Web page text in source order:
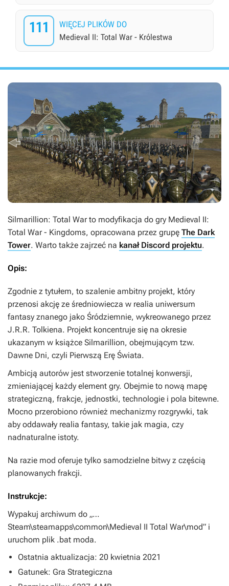
111
WIĘCEJ PLIKÓW DO
Medieval II: Total War - Królestwa
Silmarillion: Total Warto modyfikacja do gry Medieval II:
Total War - Kingdoms, opracowana przez grupę The Dark
Tower. Warto także zajrzeć na kanał Discord projektu.
Opis:
Zgodnie z tytułem, to szalenie ambitny projekt, który
przenosi akcję ze średniowiecza w realia uniwersum
fantasy znanego jako Śródziemnie, wykreowanego przez
J.R.R. Tolkiena. Projekt koncentruje się na okresie
ukazanym w książce Silmarillion, obejmującym tzw.
Dawne Dni, czyli Pierwszą Erę Świata.
Ambicją autorów jest stworzenie totalnej konwersji,
zmieniającej każdy element gry. Obejmie to nową mapę
strategiczną, frakcje, jednostki, technologie i pola bitewne.
Mocno przerobiono również mechanizmy rozgrywki, tak
aby oddawały realia fantasy, takie jak magia, czy
nadnaturalne istoty.
Na razie mod oferuje tylko samodzielne bitwy z częścią
planowanych frakcji.
Instrukcje:
Wypakuj archiwum do „…
Steam\steamapps\common\Medieval II Total War\mod” i
uruchom plik .bat moda.
Ostatnia aktualizacja: 20 kwietnia 2021
Gatunek: Gra Strategiczna